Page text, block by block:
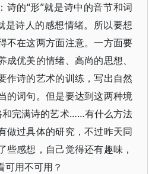
诗的“形”就是诗中的音节和词
是诗人的感想情绪。所以要想
不在这两方面注意。一方面要
优美的情绪、高尚的思想、
作诗的艺术的训练，写出自然
的词句。但是要达到这两种境
完满诗的艺术……有什么方法
做过具体的研究，不过昨天同
些感想，自己觉得还有趣味，
可用不可用？